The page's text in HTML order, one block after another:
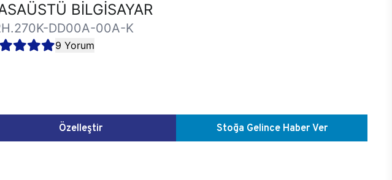
BİLGİSAYAR
DD00A-00A-K
9 Yorum
Özelleştir Stoğa Gelince Haber Ver